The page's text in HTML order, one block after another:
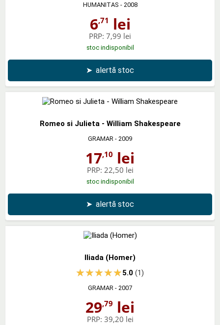
HUMANITAS - 2008
6,71 lei
PRP: 7,99 lei
stoc indisponibil
➤ alertă stoc
Romeo si Julieta - William Shakespeare
GRAMAR - 2009
17,10 lei
PRP: 22,50 lei
stoc indisponibil
➤ alertă stoc
Iliada (Homer)
5.0(1)
GRAMAR - 2007
29,79 lei
PRP: 39,20 lei